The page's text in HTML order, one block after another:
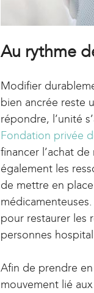
Au rythme
Modifier
bien ancrée reste
répondre, l’unité
Fondation privée
financer l’achat
également les
de mettre en
pour restaurer les
personnes
Afin de prendre
mouvement lié